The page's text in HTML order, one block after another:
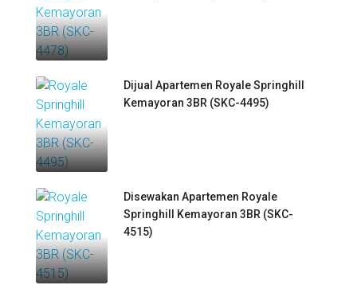
Dijual Apartemen Royale Springhill
Kemayoran 3BR (SKC-4495)
Disewakan Apartemen Royale
Springhill Kemayoran 3BR (SKC-
4515)